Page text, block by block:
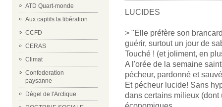
ATD Quart-monde
Aux captifs la libération
CCFD
CERAS
Climat
Confederation
paysanne
Dégel de l'Arctique
LUCIDES
> "Elle préfère son
guérir, surtout un jour de
Touché ! (et joliment, en
A l'orée de la semaine
pécheur, pardonné et
Et pécheur lucide! Sans
dans certains milieux (dont